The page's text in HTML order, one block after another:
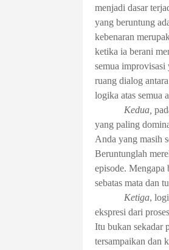
menjadi dasar
yang beruntung
kebenaran
ketika ia berani
semua improvisasi
ruang dialog
logika atas semua
Kedua,
yang paling
Anda yang masih
Beruntunglah
episode. Mengapa
sebatas mata dan
Ketiga,
ekspresi dari
Itu bukan sekadar
tersampaikan dan